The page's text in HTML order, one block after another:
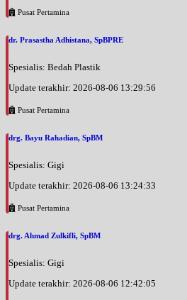
Pusat Pertamina
dr. Prasastha Adhistana, SpBPRE
Spesialis: Bedah Plastik
Update terakhir: 2026-08-06 13:29:56
Pusat Pertamina
drg. Bayu Rahadian, SpBM
Spesialis: Gigi
Update terakhir: 2026-08-06 13:24:33
Pusat Pertamina
drg. Ahmad Zulkifli, SpBM
Spesialis: Gigi
Update terakhir: 2026-08-06 12:42:05